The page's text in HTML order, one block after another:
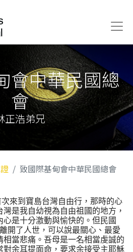
會中華民國總
會
正浩弟兄
致國際基甸會中華民國總會
來到寶島台灣自由行，那時的心
是我自幼視為自由祖國的地方，
是十分激動與愉快的。但民國
開了人世，可以說最關心、最愛
當悲痛。吾母是一名相當虔誠的
對余耳提面命，要求余接受主耶穌